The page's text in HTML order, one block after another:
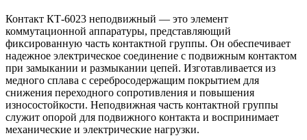
Контакт КТ-6023 неподвижный — это элемент
коммутационной аппаратуры, представляющий
фиксированную часть контактной группы. Он обеспечивает
надежное электрическое соединение с подвижным контактом
при замыкании и размыкании цепей. Изготавливается из
медного сплава с серебросодержащим покрытием для
снижения переходного сопротивления и повышения
износостойкости. Неподвижная часть контактной группы
служит опорой для подвижного контакта и воспринимает
механические и электрические нагрузки.